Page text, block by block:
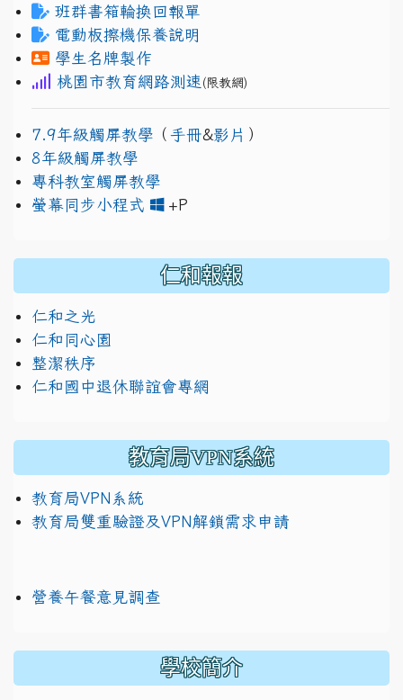
班群書箱輪換回報單
電動板擦機保養說明
學生名牌製作
桃園市教育網路測速 (限教網)
7.9年級觸屏教學 （ 手冊&影片 ）
8年級觸屏教學
專科教室觸屏教學
螢幕同步小程式
+P
仁和報報
仁和之光
仁和同心園
整潔秩序
仁和國中退休聯誼會專網
教育局VPN系統
教育局VPN系統
教育局雙重驗證及VPN解鎖需求申請
營養午餐意見調查
學校簡介